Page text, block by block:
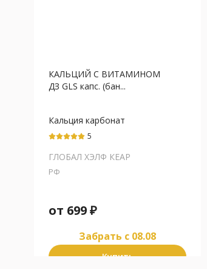
КАЛЬЦИЙ С ВИТАМИНОМ
ДЗ GLS капс. (бан...
Кальция карбонат
5
ГЛОБАЛ ХЭЛФ КЕАР
РФ
от 699₽
Забрать c 08.08
Купить